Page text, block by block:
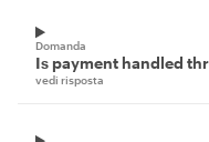
Domanda
Is payment handled
vedi risposta